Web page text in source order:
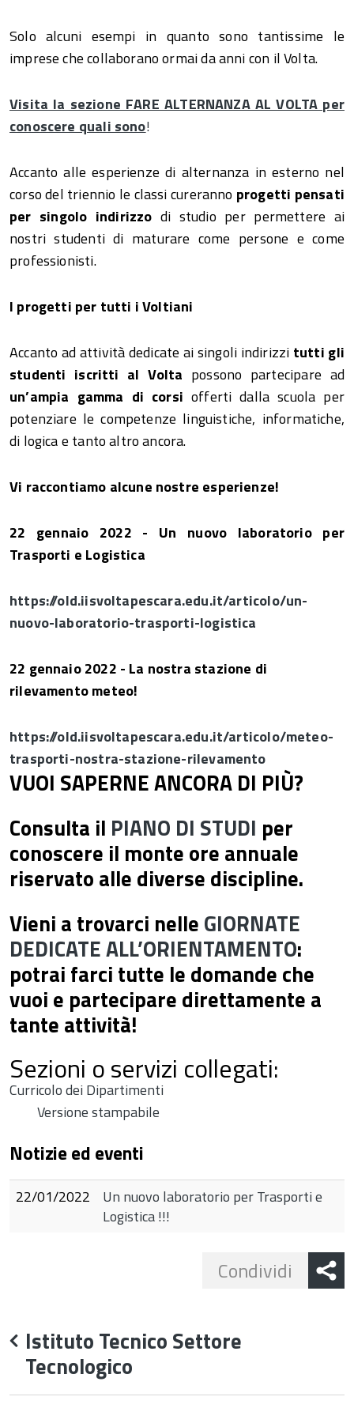
Solo alcuni esempi in quanto sono tantissime le
imprese che collaborano ormai da anni con il Volta.
Visita la sezione FARE ALTERNANZA AL VOLTA per
conoscere quali sono!
Accanto alle esperienze di alternanza in esterno nel
corso del triennio le classi cureranno progetti pensati
per singolo indirizzo di studio per permettere ai
nostri studenti di maturare come persone e come
professionisti.
I progetti per tutti i Voltiani
Accanto ad attività dedicate ai singoli indirizzi tutti gli
studenti iscritti al Volta possono partecipare ad
un’ampia gamma di corsi offerti dalla scuola per
potenziare le competenze linguistiche, informatiche,
di logica e tanto altro ancora.
Vi raccontiamo alcune nostre esperienze!
22 gennaio 2022 - Un nuovo laboratorio per
Trasporti e Logistica
https://old.iisvoltapescara.edu.it/articolo/un-
nuovo-laboratorio-trasporti-logistica
22 gennaio 2022 - La nostra stazione di
rilevamento meteo!
https://old.iisvoltapescara.edu.it/articolo/meteo-
trasporti-nostra-stazione-rilevamento
VUOI SAPERNE ANCORA DI PIÙ?
Consulta il PIANO DI STUDI per
conoscere il monte ore annuale
riservato alle diverse discipline.
Vieni a trovarci nelle GIORNATE
DEDICATE ALL’ORIENTAMENTO:
potrai farci tutte le domande che
vuoi e partecipare direttamente a
tante attività!
Sezioni o servizi collegati:
Curricolo dei Dipartimenti
Versione stampabile
Notizie ed eventi
22/01/2022
Un nuovo laboratorio per Trasporti e
Logistica !!!
Condividi
Istituto Tecnico Settore
Tecnologico